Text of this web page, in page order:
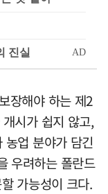
장해야 하는 제2
시가 쉽지 않고,
업 분야가 담긴
우려하는 폴란드
가능성이 크다.